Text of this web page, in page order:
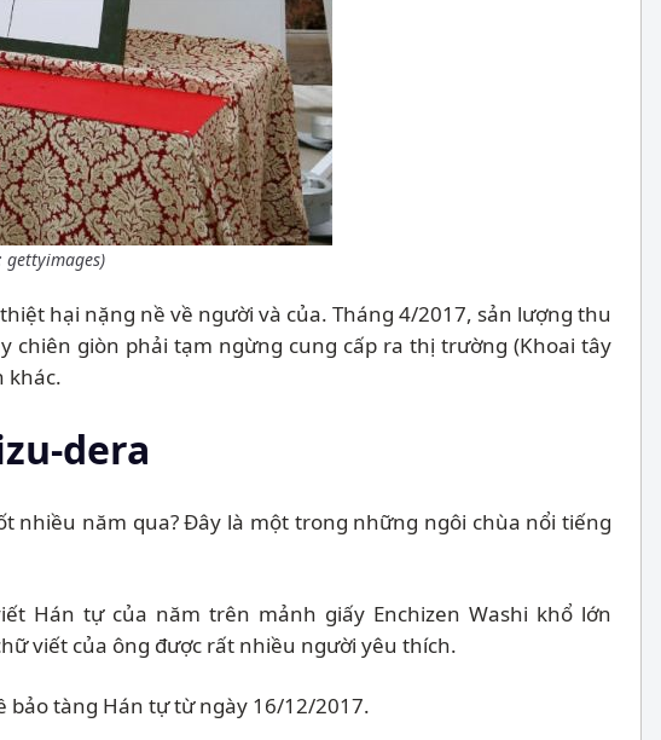
hại nặng nề về người và của. Tháng 4/2017, sản lượng thu
chiên giòn phải tạm ngừng cung cấp ra thị trường (Khoai tây
khác.
dera
nhiều năm qua? Đây là một trong những ngôi chùa nổi tiếng
Hán tự của năm trên mảnh giấy Enchizen Washi khổ lớn
viết của ông được rất nhiều người yêu thích.
bảo tàng Hán tự từ ngày 16/12/2017.